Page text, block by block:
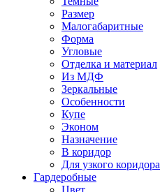
Размер
Малогабаритные
Форма
Угловые
Отделка и материал
Из МДФ
Зеркальные
Особенности
Купе
Эконом
Назначение
В коридор
Для узкого коридора
Гардеробные
Цвет